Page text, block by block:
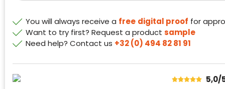
You will always receive a free digital proof for
Want to try first? Request a product sample
Need help? Contact us +32 (0) 494 82 81 91
5,0/
mia@linkkado.be Geverifieerd
gedetecteerd
Blacklist Geen site op de zwarte lijst
Geldig SSL-certificaat
Websites die consequent een hoog niveau
van klanttevredenheid handhaven en
certificaat verkrijgen. Zoekt u bij het winkelen